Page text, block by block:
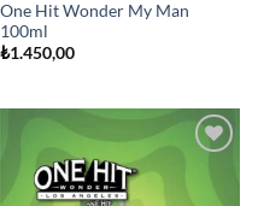
One Hit Wonder My Man
100ml
₺1.450,00